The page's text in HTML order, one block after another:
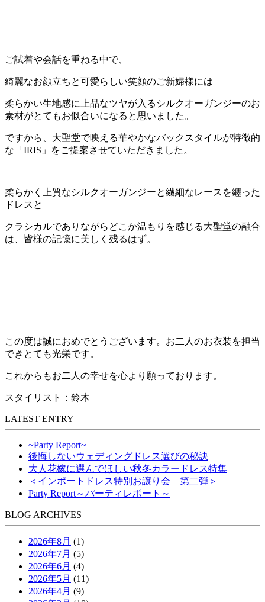
ご試着や会話を重ねる中で、
綺麗なお顔立ちと可愛らしい笑顔のご新婦様には
柔らかい生地感に上品なツヤが入るシルクオーガンジーのお
素材がとてもお似合いになると思いました。
ですから、大聖堂で映える華やかなバックスタイルが特徴的
な「IRIS」をご提案させていただきました。
柔らかく上質なシルクオーガンジーと繊細なレースを纏った
ドレスと
クラシカルでありながらどこか温もりを感じる大聖堂の融合
は、皆様の記憶に美しく残るはず。
この度は誠におめでとうございます。お二人のお衣装を担当
できとても光栄です。
これからもお二人の幸せを心より願っております。
スタイリスト：鈴木
LATEST ENTRY
~Party Report~
後悔しないウェディングドレス選びの秘訣
大人花嫁に選んでほしい秋冬カラードレス特集
＜インポートドレス特別お譲り会 第二弾＞
Party Report～パーティレポート～
BLOG ARCHIVES
2026年8月 (1)
2026年7月 (5)
2026年6月 (4)
2026年5月 (11)
2026年4月 (9)